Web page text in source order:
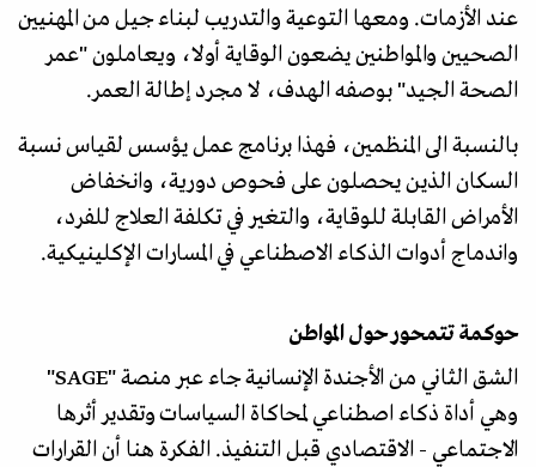
عند الأزمات. ومعها التوعية والتدريب لبناء جيل من المهنيين
الصحيين والمواطنين يضعون الوقاية أولا، ويعاملون "عمر
الصحة الجيد" بوصفه الهدف، لا مجرد إطالة العمر.
بالنسبة الى المنظمين، فهذا برنامج عمل يؤسس لقياس نسبة
السكان الذين يحصلون على فحوص دورية، وانخفاض
الأمراض القابلة للوقاية، والتغير في تكلفة العلاج للفرد،
واندماج أدوات الذكاء الاصطناعي في المسارات الإكلينيكية.
حوكمة تتمحور حول المواطن
الشق الثاني من الأجندة الإنسانية جاء عبر منصة "SAGE"
وهي أداة ذكاء اصطناعي لمحاكاة السياسات وتقدير أثرها
الاجتماعي - الاقتصادي قبل التنفيذ. الفكرة هنا أن القرارات